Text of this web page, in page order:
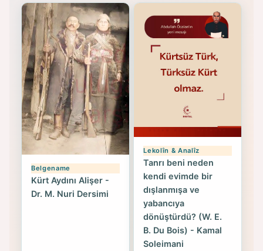
Belgename
Kürt Aydını Alişer -
Dr. M. Nuri Dersimi
Lekolîn & Analîz
Tanrı beni neden
kendi evimde bir
dışlanmışa ve
yabancıya
dönüştürdü? (W. E.
B. Du Bois) - Kamal
Soleimani